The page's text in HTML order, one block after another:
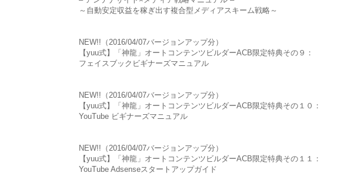
～自動安定収益を稼ぎ出す複合型メディアスキーム戦略～
NEW!!（2016/04/07バージョンアップ分）
【yuu式】「神龍」オートコンテンツビルダーACB限定特典その９：
フェイスブックビギナーズマニュアル
NEW!!（2016/04/07バージョンアップ分）
【yuu式】「神龍」オートコンテンツビルダーACB限定特典その１０：
YouTube ビギナーズマニュアル
NEW!!（2016/04/07バージョンアップ分）
【yuu式】「神龍」オートコンテンツビルダーACB限定特典その１１：
YouTube Adsenseスタートアップガイド